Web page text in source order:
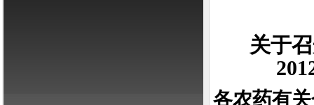
关于
各农药有